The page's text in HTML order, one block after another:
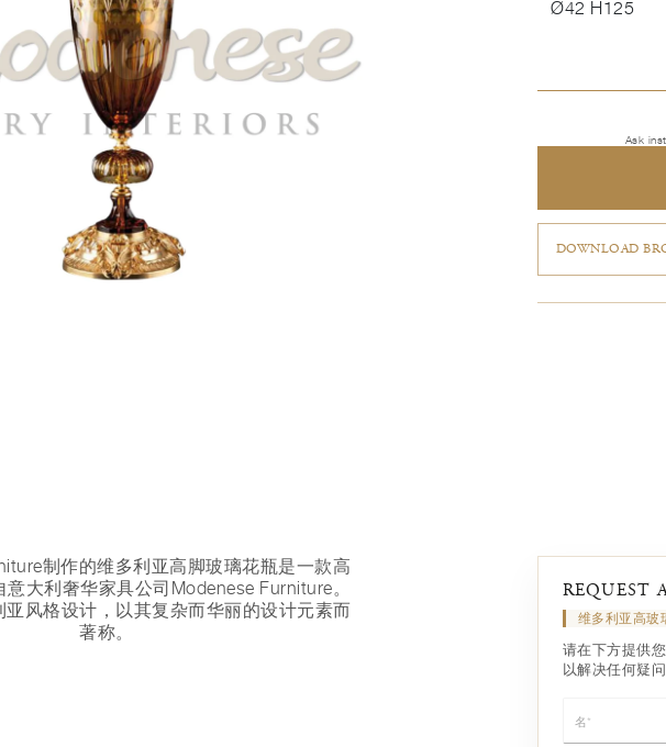
Ø42 H125
Ask
DOWNLOAD
制作的维多利亚高脚玻璃花瓶是一款高
大利奢华家具公司Modenese Furniture。
风格设计，以其复杂而华丽的设计元素而
著称。
REQUEST
维多利亚高
请在下方提供
以解决任何疑